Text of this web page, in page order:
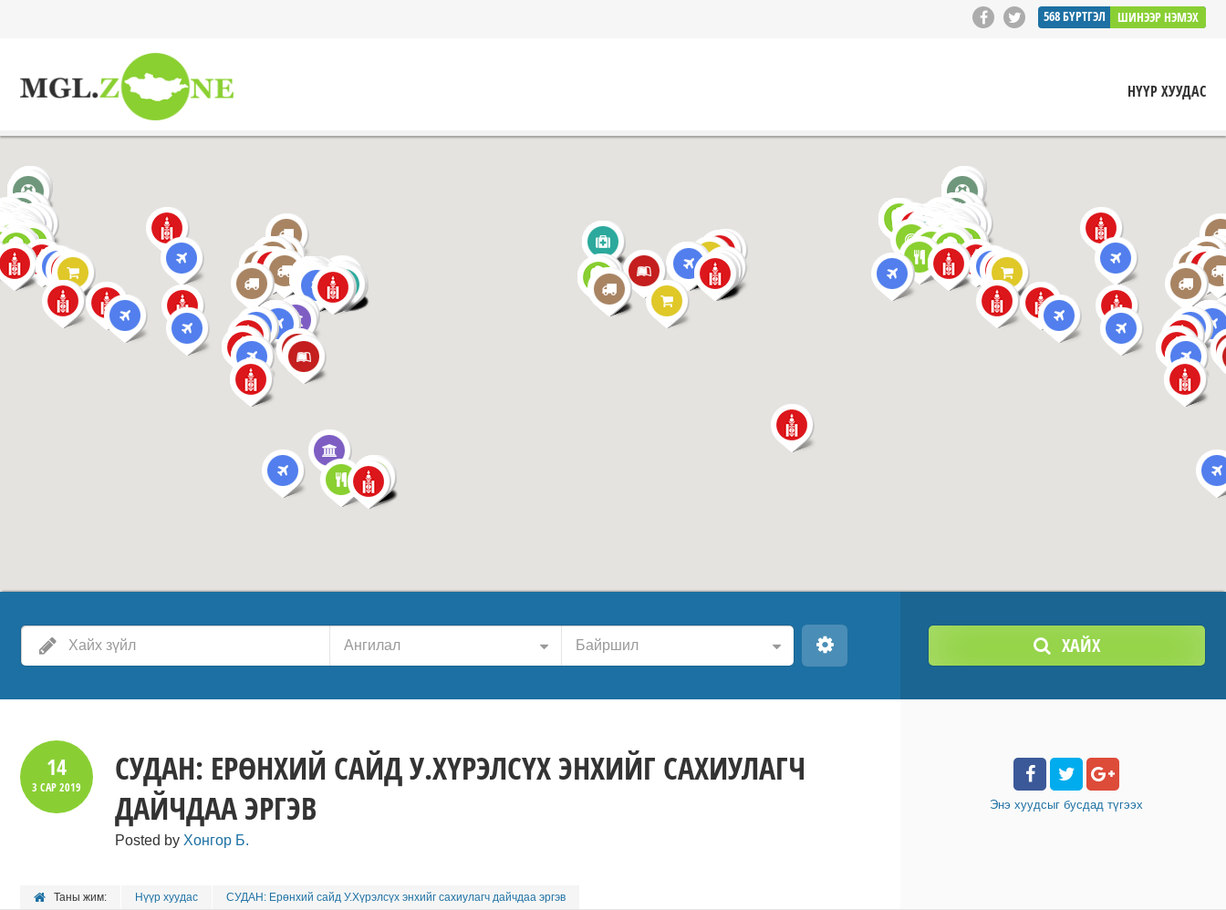
568БҮРТГЭЛ ШИНЭЭР НЭМЭХ
НҮҮР ХУУДАС
Ангилал Байршил ХАЙХ
14
3 САР2019
СУДАН: ЕРӨНХИЙ САЙД У.ХҮРЭЛСҮХ ЭНХИЙГ САХИУЛАГЧ
ДАЙЧДАА ЭРГЭВ
Posted by Хонгор Б.
Таны жим: Нүүр хуудас СУДАН: Ерөнхий сайд У.Хүрэлсүх энхийг сахиулагч дайчдаа эргэв
Энэ хуудсыг бусдад түгээх